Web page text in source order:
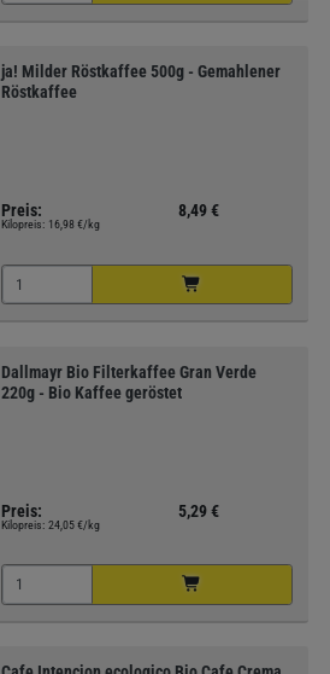
ja! Milder Röstkaffee 500g - Gemahlener
Röstkaffee
Preis: 8,49 €
Kilopreis: 16,98 €/kg
Dallmayr Bio Filterkaffee Gran Verde
220g - Bio Kaffee geröstet
Preis: 5,29 €
Kilopreis: 24,05 €/kg